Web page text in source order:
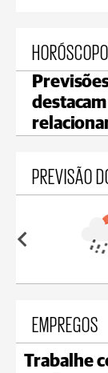
HORÓSCOPO
PREVISÃO
19°C
EMPREGOS
Trabalhe